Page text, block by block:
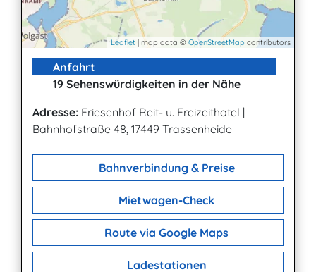
Leaflet | map data © OpenStreetMap contributors
Anfahrt
19 Sehenswürdigkeiten in der Nähe
Adresse: Friesenhof Reit- u. Freizeithotel |
Bahnhofstraße 48, 17449 Trassenheide
Bahnverbindung & Preise
Mietwagen-Check
Route via Google Maps
Ladestationen